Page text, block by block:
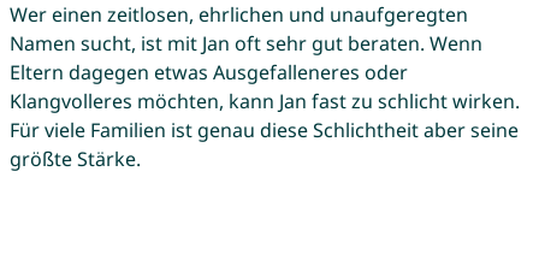
Wer einen zeitlosen, ehrlichen und unaufgeregten
Namen sucht, ist mit Jan oft sehr gut beraten. Wenn
Eltern dagegen etwas Ausgefalleneres oder
Klangvolleres möchten, kann Jan fast zu schlicht wirken.
Für viele Familien ist genau diese Schlichtheit aber seine
größte Stärke.